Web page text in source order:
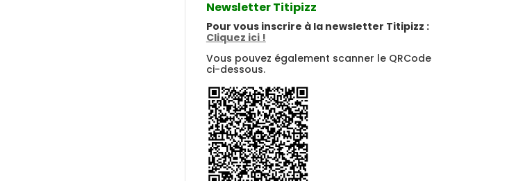
Newsletter Titipizz
Pour vous inscrire à la newsletter Titipizz :
Cliquez ici !
Vous pouvez également scanner le QRCode
ci-dessous.